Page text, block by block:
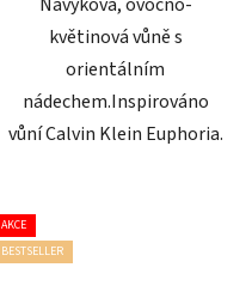
Návyková, ovocno-
květinová vůně s
orientálním
nádechem.Inspirováno
vůní Calvin Klein Euphoria.
AKCE
BESTSELLER